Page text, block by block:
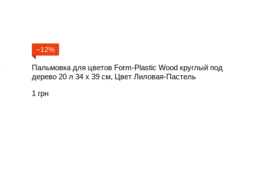
−12%
Пальмовка для цветов Form-Plastic Wood круглый под
дерево 20 л 34 х 39 см, Цвет Лиловая-Пастель
1 грн